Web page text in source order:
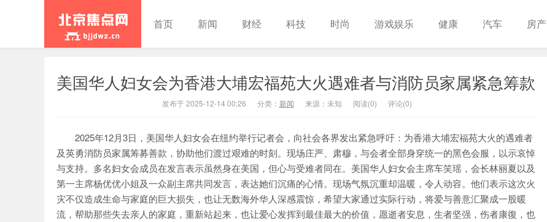
北京焦点
首页 新闻 财经 科技 时尚 游戏娱乐 健康 汽车 房产
美国华人妇女会为香港大埔宏福苑大火遇难者与消防员家属紧急筹款
发布于 2025-12-14 00:26 分类： 新闻 来源：未知 阅读(0) 评论(0)
2025年12月3日，美国华人妇女会在纽约举行记者会，向社会各界发出紧急呼吁：为香港大埔宏福苑大火的遇难者
及英勇消防员家属筹募善款，协助他们渡过艰难的时刻。现场庄严、肃穆，与会者全部身穿统一的黑色会服，以示哀悼
与支持。多名妇女会成员在发言表示虽然身在美国，但心与受难者同在。美国华人妇女会主席车笑瑶，会长林丽夏以及
第一主席杨优优小姐及一众副主席共同发言，表达她们沉痛的心情。现场气氛沉重却温暖，令人动容。他们表示这次火
灾不仅造成生命与家庭的巨大损失，也让无数海外华人深感震惊，希望大家通过实际行动，将爱与善意汇聚成一股暖
流，帮助那些失去亲人的家庭，重新站起来，也让爱心发挥到最佳最大的价值，愿逝者安息，生者坚强，伤者康復，也